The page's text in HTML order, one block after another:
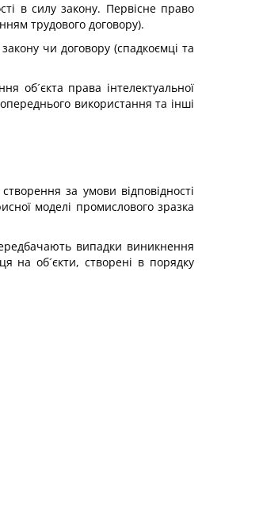
в силу закону. Первісне право
трудового договору).
чи договору (спадкоємці та
об´єкта права інтелектуальної
використання та інші
за умови відповідності
моделі промислового зразка
випадки виникнення
на об´єкти, створені в порядку